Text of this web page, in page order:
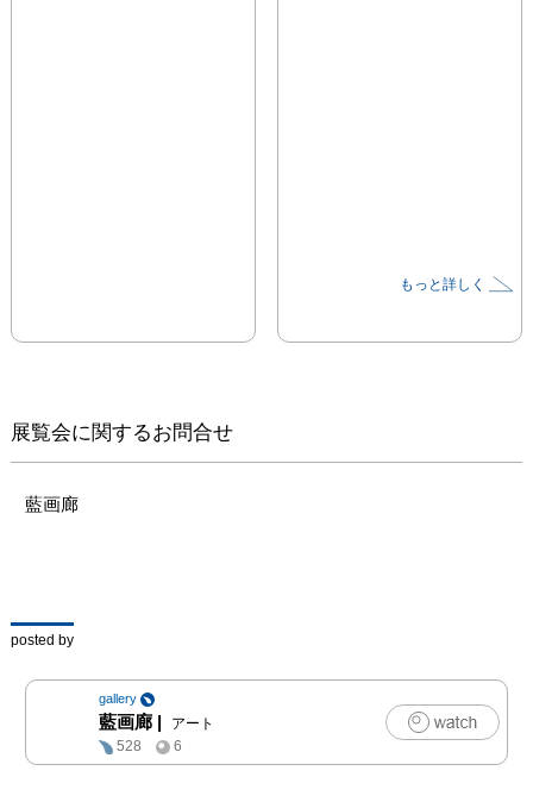
もっと詳しく
展覧会に関するお問合せ
藍画廊
posted by
gallery
藍画廊 |
アート
528
6